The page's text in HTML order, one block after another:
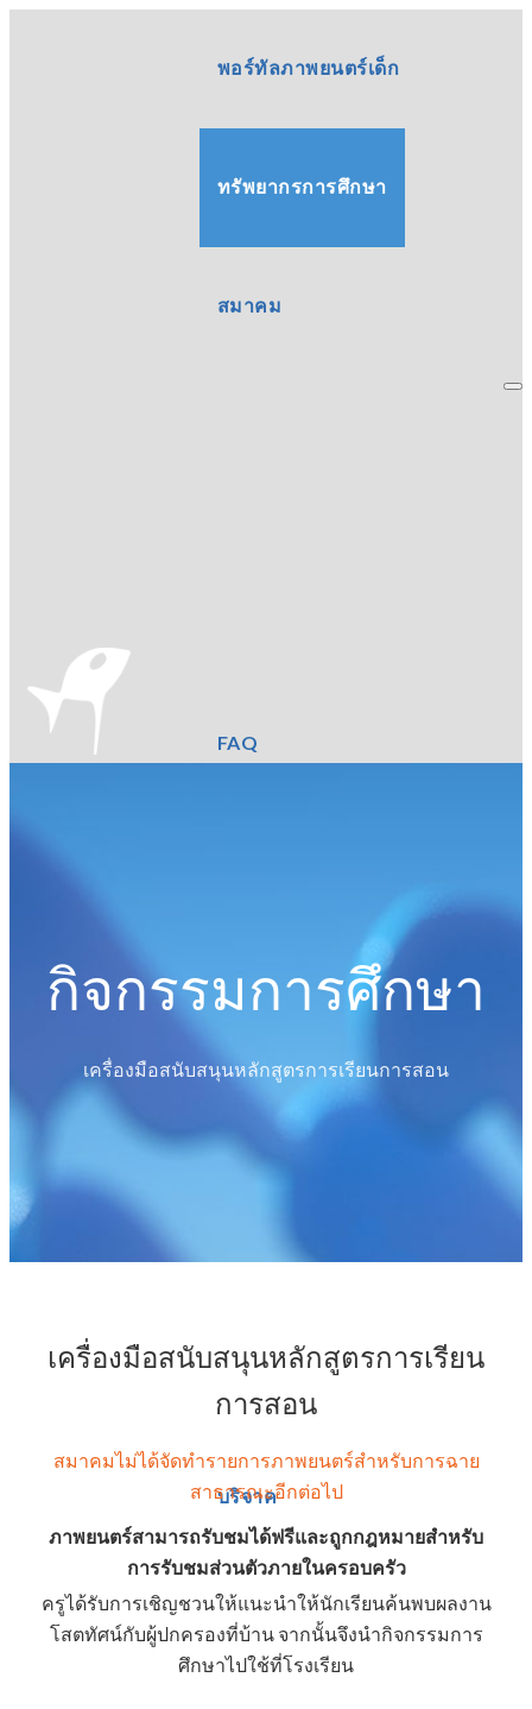
พอร์ทัลภาพยนตร์เด็ก
ทรัพยากรการศึกษา
สมาคม
FAQ
บริจาค
กิจกรรมการศึกษา
เครื่องมือสนับสนุนหลักสูตรการเรียนการสอน
เครื่องมือสนับสนุนหลักสูตรการเรียน
การสอน
สมาคมไม่ได้จัดทำรายการภาพยนตร์สำหรับการฉาย
สาธารณะอีกต่อไป
ภาพยนตร์สามารถรับชมได้ฟรีและถูกกฎหมายสำหรับ
การรับชมส่วนตัวภายในครอบครัว
ครูได้รับการเชิญชวนให้แนะนำให้นักเรียนค้นพบผลงาน
โสตทัศน์กับผู้ปกครองที่บ้าน จากนั้นจึงนำกิจกรรมการ
ศึกษาไปใช้ที่โรงเรียน